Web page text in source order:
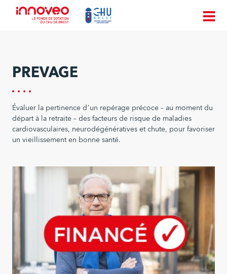
PREVAGE
Évaluer la pertinence d’un repérage précoce – au moment du
départ à la retraite – des facteurs de risque de maladies
cardiovasculaires, neurodégénératives et chute, pour favoriser
un vieillissement en bonne santé.